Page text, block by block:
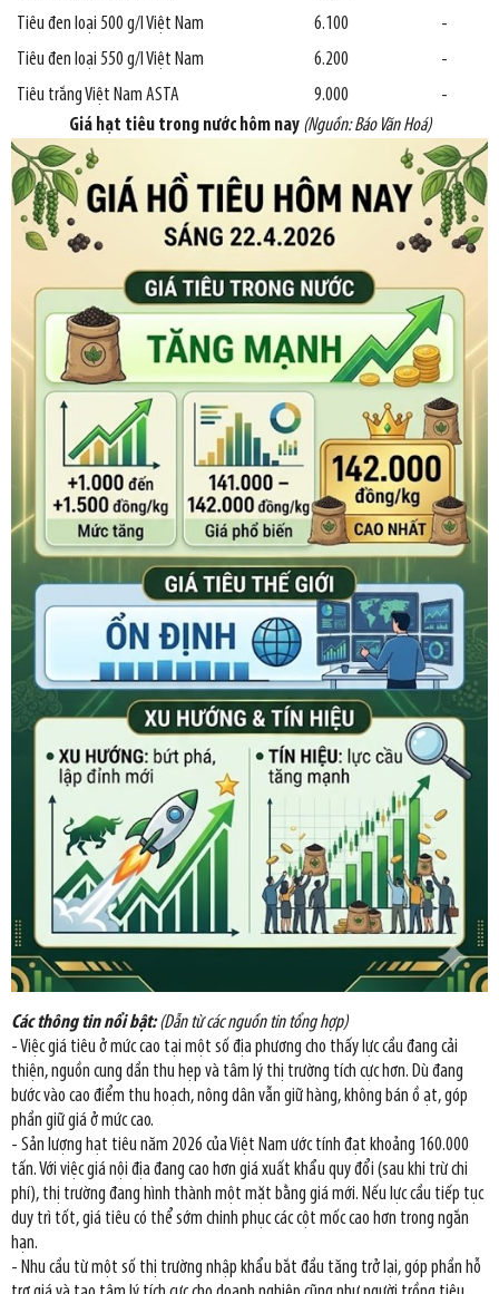
Tiêu đen loại 500 g/l Việt Nam
6.100
-
Tiêu đen loại 550 g/l Việt Nam
6.200
-
Tiêu trắng Việt Nam ASTA
9.000
-
Giá hạt tiêu trong nước hôm nay (Nguồn: Báo Văn Hoá)
Các thông tin nổi bật:(Dẫn từ các nguồn tin tổng hợp)
- Việc giá tiêu ở mức cao tại một số địa phương cho thấy lực cầu đang cải
thiện, nguồn cung dần thu hẹp và tâm lý thị trường tích cực hơn. Dù đang
bước vào cao điểm thu hoạch, nông dân vẫn giữ hàng, không bán ồ ạt, góp
phần giữ giá ở mức cao.
- Sản lượng hạt tiêu năm 2026 của Việt Nam ước tính đạt khoảng 160.000
tấn. Với việc giá nội địa đang cao hơn giá xuất khẩu quy đổi (sau khi trừ chi
phí), thị trường đang hình thành một mặt bằng giá mới. Nếu lực cầu tiếp tục
duy trì tốt, giá tiêu có thể sớm chinh phục các cột mốc cao hơn trong ngắn
hạn.
- Nhu cầu từ một số thị trường nhập khẩu bắt đầu tăng trở lại, góp phần hỗ